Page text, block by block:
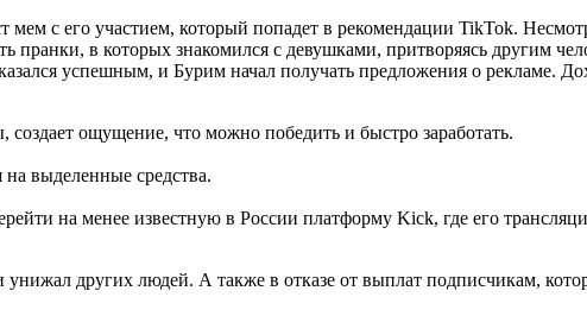
мем с его участием, который попадет в рекомендации TikTok.
пранки, в которых знакомился с девушками, притворяясь другим
успешным, и Бурим начал получать предложения о рекламе.
ощущение, что можно победить и быстро заработать.
выделенные средства.
на менее известную в России платформу Kick, где его
других людей. А также в отказе от выплат подписчикам,